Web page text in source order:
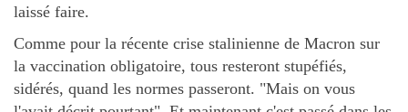
laissé faire.
Comme pour la récente crise stalinienne de Macron sur
la vaccination obligatoire, tous resteront stupéfiés,
sidérés, quand les normes passeront. "Mais on vous